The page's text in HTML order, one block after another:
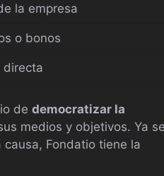
la empresa
o bonos
directa
de democratizar la
medios y objetivos. Ya
Fondatio tiene la